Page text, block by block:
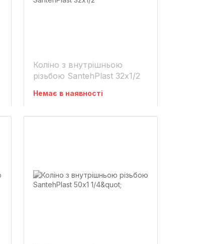
Коліно з внутрішньою
різьбою SantehPlast 32х1/2
Немає в наявності